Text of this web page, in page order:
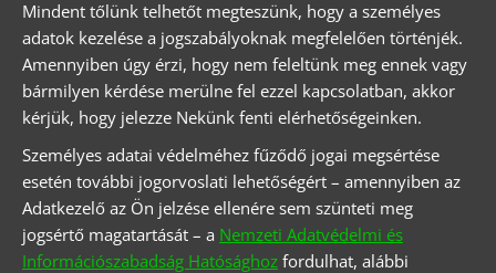
Mindent tőlünk telhetőt megteszünk, hogy a személyes
adatok kezelése a jogszabályoknak megfelelően történjék.
Amennyiben úgy érzi, hogy nem feleltünk meg ennek vagy
bármilyen kérdése merülne fel ezzel kapcsolatban, akkor
kérjük, hogy jelezze Nekünk fenti elérhetőségeinken.
Személyes adatai védelméhez fűződő jogai megsértése
esetén további jogorvoslati lehetőségért – amennyiben az
Adatkezelő az Ön jelzése ellenére sem szünteti meg
jogsértő magatartását – a Nemzeti Adatvédelmi és
Információszabadság Hatósághoz fordulhat, alábbi